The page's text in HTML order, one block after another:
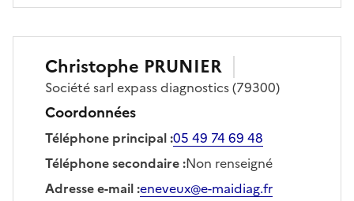
Christophe PRUNIER
Sociétésarl expass diagnostics(79300)
Coordonnées
Téléphone principal:05 49 74 69 48
Téléphone secondaire:Non renseigné
Adresse e-mail:eneveux@e-maidiag.fr